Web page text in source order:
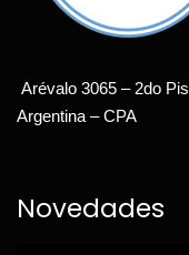
Arévalo 3065 – 2do
Argentina – CPA
Novedades